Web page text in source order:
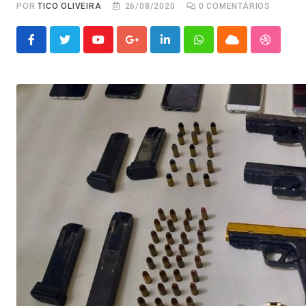
PORTICO OLIVEIRA 26/08/2020 0 COMENTÁRIOS
YoutubeGoogle+LinkedInWhatsappCloud